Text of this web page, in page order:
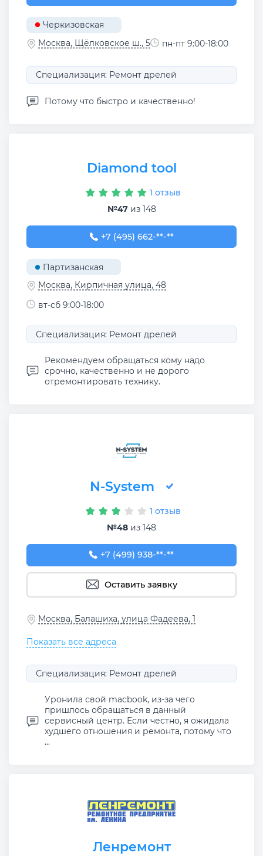
Черкизовская
Москва, Щёлковское ш., 5
пн-пт 9:00-18:00
Специализация: Ремонт дрелей
Потому что быстро и качественно!
Diamond tool
1 отзыв
№47из 148
+7 (495) 662-97-25
+7 (495) 662-**-**
Партизанская
Москва, Кирпичная улица, 48
вт-сб 9:00-18:00
Специализация: Ремонт дрелей
Рекомендуем обращаться кому надо
срочно, качественно и не дорого
отремонтировать технику.
N-System
1 отзыв
№48 из 148
+7 (499) 938-94-38
+7 (499) 938-**-**
Оставить заявку
Москва, Балашиха, улица Фадеева, 1
Показать все адреса
Специализация: Ремонт дрелей
Уронила свой macbook, из-за чего
пришлось обращаться в данный
сервисный центр. Если честно, я ожидала
худшего отношения и ремонта, потому что
...
Ленремонт